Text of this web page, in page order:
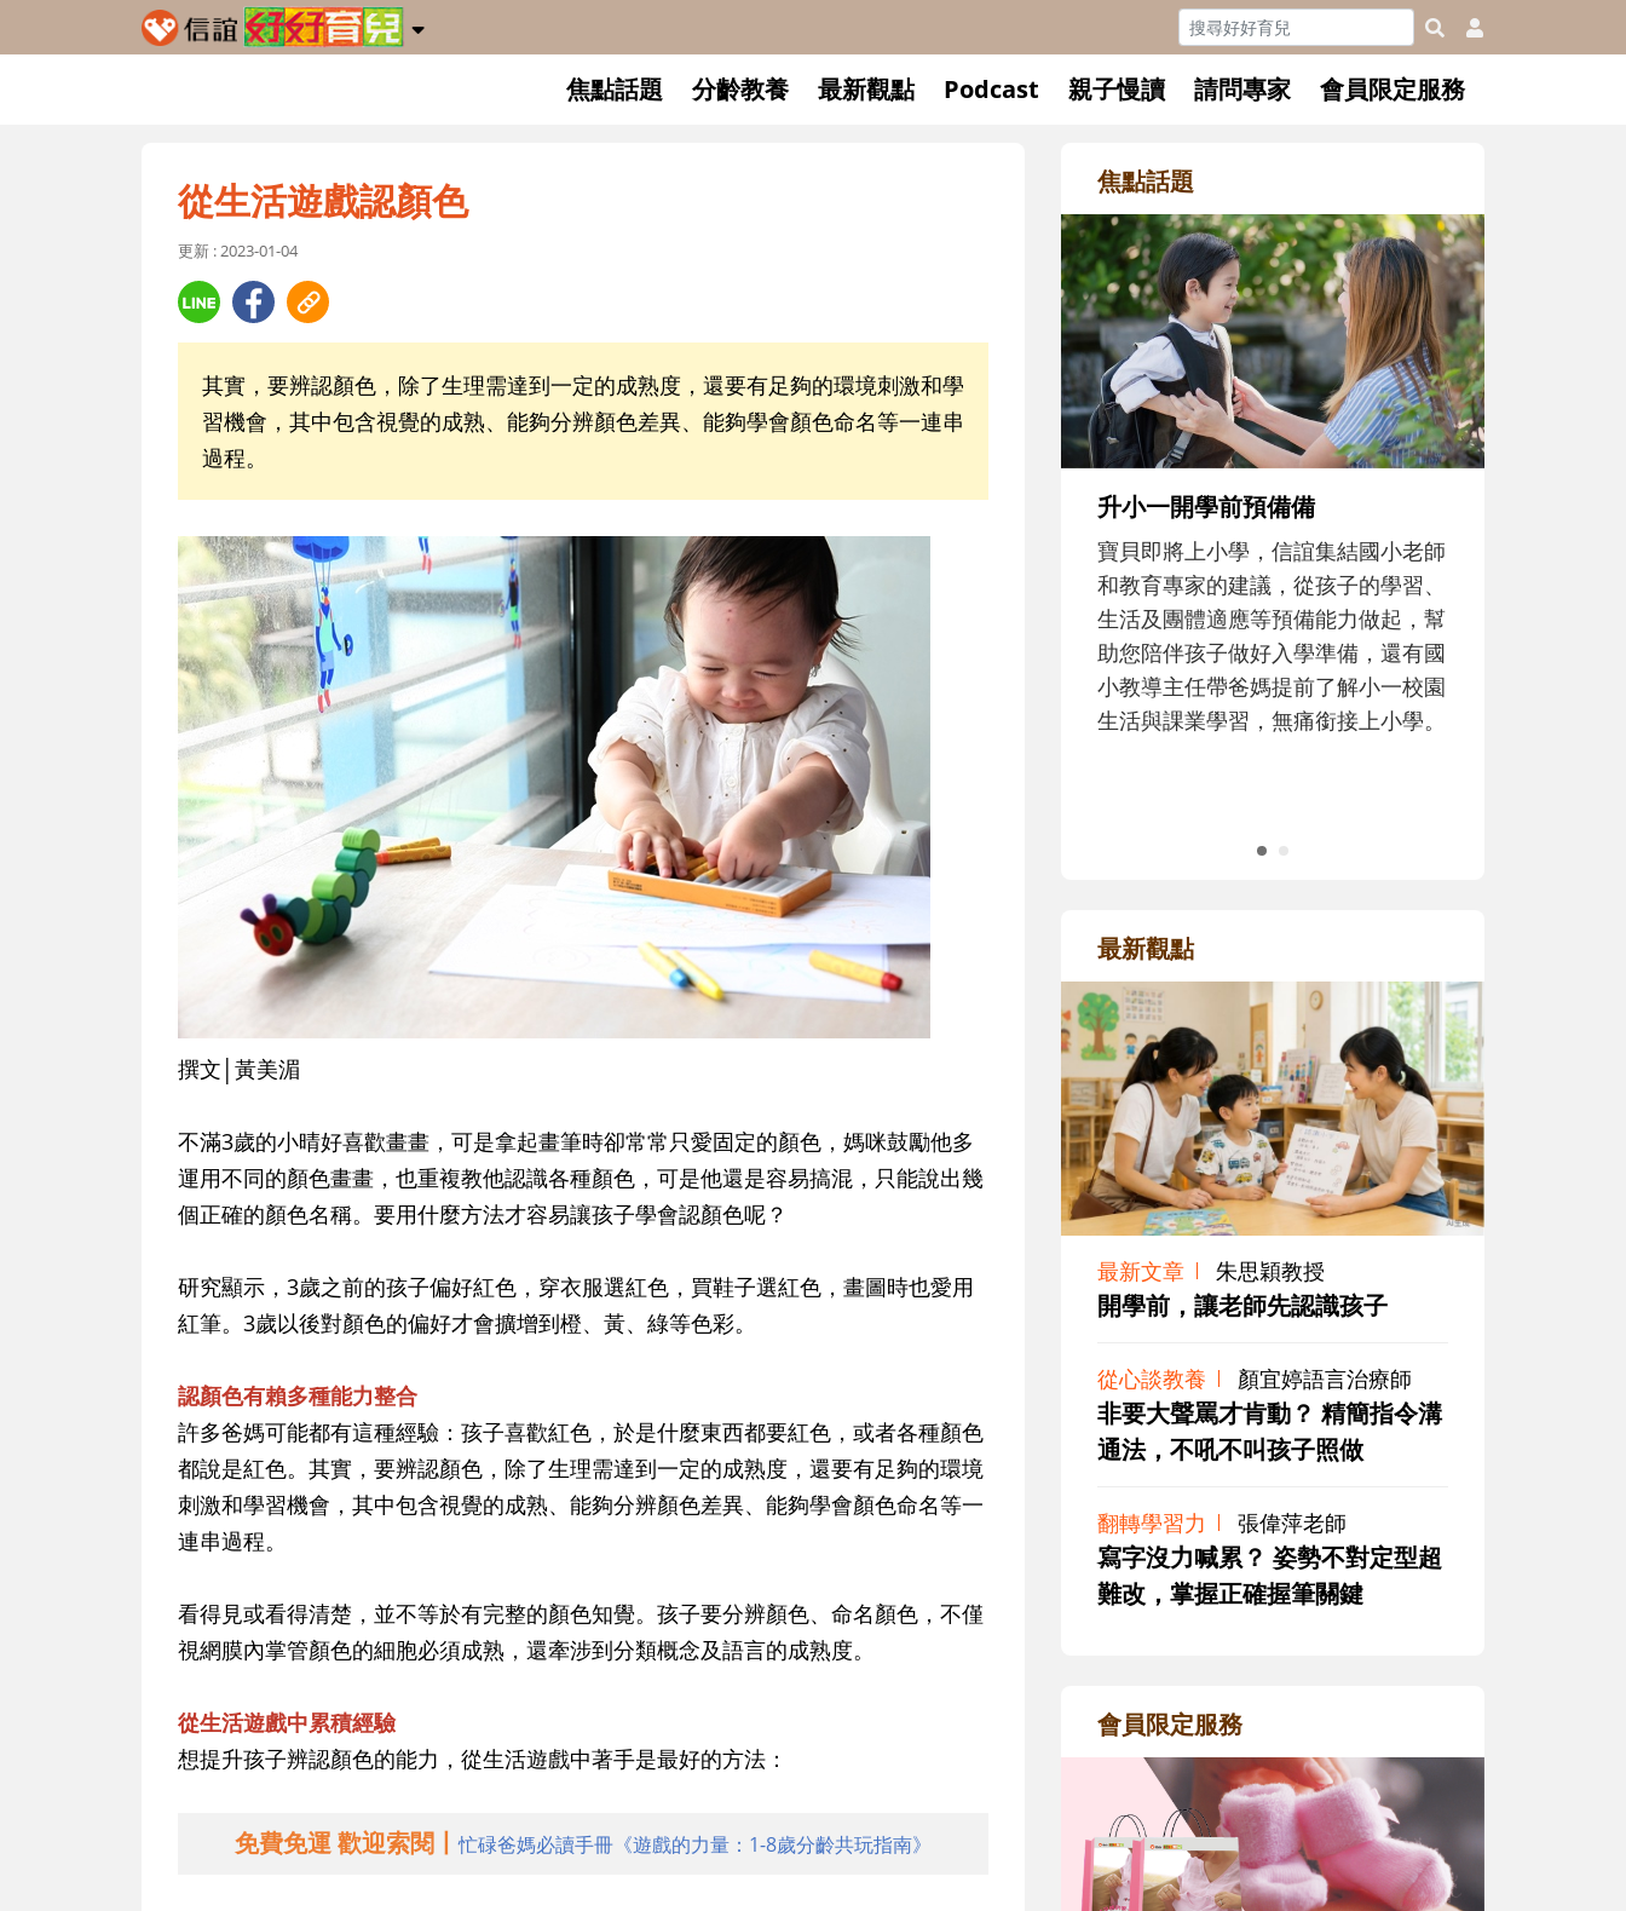
焦點話題 分齡教養 最新觀點 Podcast 親子慢讀 請問專家 會員限定服務
從生活遊戲認顏色
更新 : 2023-01-04
其實，要辨認顏色，除了生理需達到一定的成熟度，還要有足夠的環境刺激和學
習機會，其中包含視覺的成熟、能夠分辨顏色差異、能夠學會顏色命名等一連串
過程。
撰文│黃美湄
不滿3歲的小晴好喜歡畫畫，可是拿起畫筆時卻常常只愛固定的顏色，媽咪鼓勵他多
運用不同的顏色畫畫，也重複教他認識各種顏色，可是他還是容易搞混，只能說出幾
個正確的顏色名稱。要用什麼方法才容易讓孩子學會認顏色呢？
研究顯示，3歲之前的孩子偏好紅色，穿衣服選紅色，買鞋子選紅色，畫圖時也愛用
紅筆。3歲以後對顏色的偏好才會擴增到橙、黃、綠等色彩。
認顏色有賴多種能力整合
許多爸媽可能都有這種經驗：孩子喜歡紅色，於是什麼東西都要紅色，或者各種顏色
都說是紅色。其實，要辨認顏色，除了生理需達到一定的成熟度，還要有足夠的環境
刺激和學習機會，其中包含視覺的成熟、能夠分辨顏色差異、能夠學會顏色命名等一
連串過程。
看得見或看得清楚，並不等於有完整的顏色知覺。孩子要分辨顏色、命名顏色，不僅
視網膜內掌管顏色的細胞必須成熟，還牽涉到分類概念及語言的成熟度。
從生活遊戲中累積經驗
想提升孩子辨認顏色的能力，從生活遊戲中著手是最好的方法：
免費免運 歡迎索閱丨忙碌爸媽必讀手冊《遊戲的力量：1-8歲分齡共玩指南》
焦點話題
和孩子一起長大的那個男人│讀
懂父親的不同模樣
沒有人天生就擅長當爸爸！男人總是
在一次次「前所未有」的體驗中，跟
著孩子一起長大。從給予安全感的肢
體遊戲，到獨立自主、角色認同及解
決問題的能力養成。爸爸正嘗試用不
同的模樣，參與孩子每個重要的成長
歷程。
最新觀點
最新文章 朱思穎教授
開學前，讓老師先認識孩子
從心談教養 顏宜婷語言治療師
非要大聲罵才肯動？ 精簡指令溝
通法，不吼不叫孩子照做
翻轉學習力 張偉萍老師
寫字沒力喊累？ 姿勢不對定型超
難改，掌握正確握筆關鍵
會員限定服務